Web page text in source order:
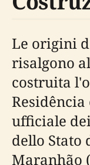
Le origini
risalgono
costruita
ufficiale
dello Stato
Maranhão